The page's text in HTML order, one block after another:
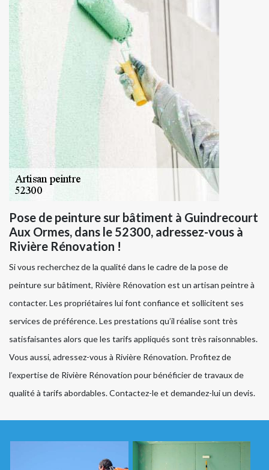
Pose de peinture sur bâtiment à Guindrecourt
Aux Ormes, dans le 52300, adressez-vous à
Rivière Rénovation !
Si vous recherchez de la qualité dans le cadre de la pose de
peinture sur bâtiment, Rivière Rénovation est un artisan peintre à
contacter. Les propriétaires lui font confiance et sollicitent ses
services de préférence. Les prestations qu’il réalise sont très
satisfaisantes alors que les tarifs appliqués sont très raisonnables.
Vous aussi, adressez-vous à Rivière Rénovation. Profitez de
l’expertise de Rivière Rénovation pour bénéficier de travaux de
qualité à tarifs abordables. Contactez-le et demandez-lui un devis.